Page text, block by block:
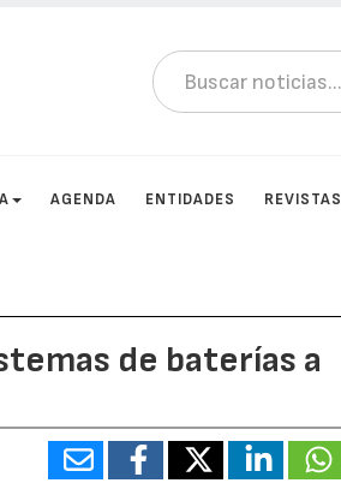
AGENDA ENTIDADES REVISTAS
de baterías a